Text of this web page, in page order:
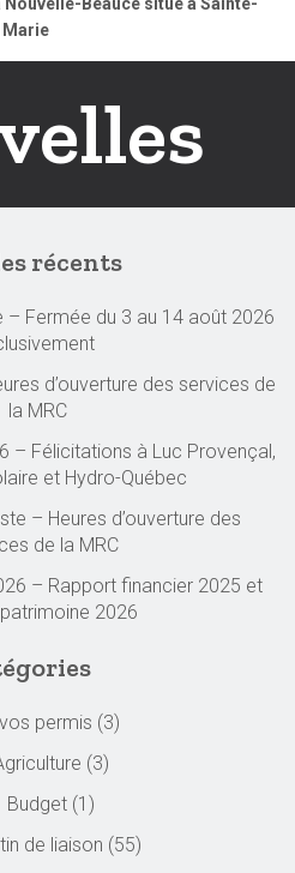
Nouvelle-Beauce situé à Sainte-
Marie
récents
– Fermée du 3 au 14 août 2026
d’ouverture des services de
la MRC
– Félicitations à Luc Provençal,
et Hydro-Québec
– Heures d’ouverture des
de la MRC
– Rapport financier 2025 et
2026
permis (3)
(3)
Budget (1)
de liaison (55)